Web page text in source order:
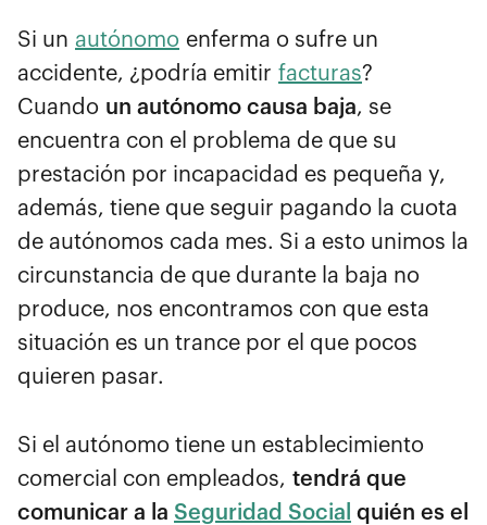
Si un autónomo enferma o sufre un
accidente, ¿podría emitir facturas?
Cuando un autónomo causa baja, se
encuentra con el problema de que su
prestación por incapacidad es pequeña y,
además, tiene que seguir pagando la cuota
de autónomos cada mes. Si a esto unimos la
circunstancia de que durante la baja no
produce, nos encontramos con que esta
situación es un trance por el que pocos
quieren pasar.
Si el autónomo tiene un establecimiento
comercial con empleados, tendrá que
comunicar a la Seguridad Social quién es el